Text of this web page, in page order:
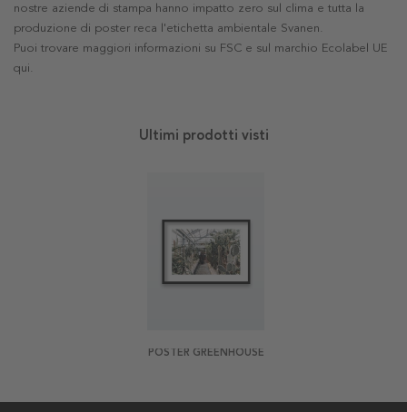
nostre aziende di stampa hanno impatto zero sul clima e tutta la
produzione di poster reca l'etichetta ambientale Svanen.
Puoi trovare maggiori informazioni su FSC e sul marchio Ecolabel UE
qui.
Ultimi prodotti visti
POSTER GREENHOUSE